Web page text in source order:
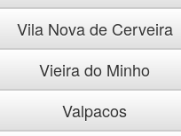
Vila Nova de Cerveira
Vieira do Minho
Valpacos